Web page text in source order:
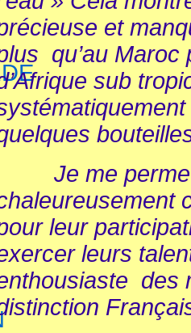
et
qu’au Maroc
sub
Je me
leur
leurs
des